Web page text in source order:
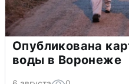
Опубликована
воды в Воронеже